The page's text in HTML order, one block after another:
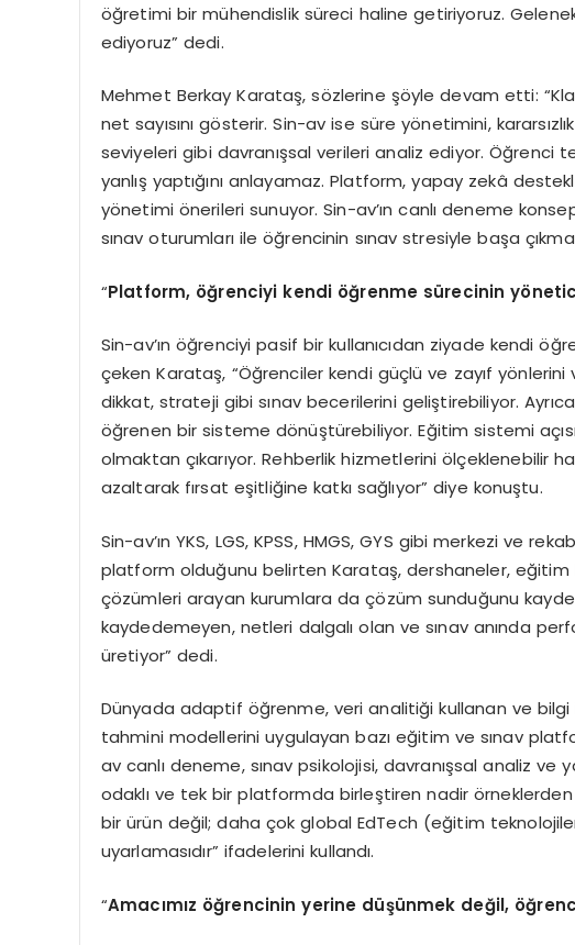
öğretimi bir mühendislik süreci haline getiriyoruz.
ediyoruz” dedi.
Mehmet Berkay Karataş, sözlerine şöyle devam etti:
net sayısını gösterir. Sin-av ise süre yönetimini,
seviyeleri gibi davranışsal verileri analiz ediyor. Öğrenci
yanlış yaptığını anlayamaz. Platform, yapay zekâ
yönetimi önerileri sunuyor. Sin-av’ın canlı deneme
sınav oturumları ile öğrencinin sınav stresiyle başa
“Platform, öğrenciyi kendi öğrenme sürecinin yö
Sin-av’ın öğrenciyi pasif bir kullanıcıdan ziyade kendi
çeken Karataş, “Öğrenciler kendi güçlü ve zayıf
dikkat, strateji gibi sınav becerilerini geliştirebiliyor.
öğrenen bir sisteme dönüştürebiliyor. Eğitim sistemi
olmaktan çıkarıyor. Rehberlik hizmetlerini ölçeklenebilir
azaltarak fırsat eşitliğine katkı sağlıyor” diye konuştu.
Sin-av’ın YKS, LGS, KPSS, HMGS, GYS gibi merkezi ve
platform olduğunu belirten Karataş, dershaneler,
çözümleri arayan kurumlara da çözüm sunduğunu
kaydedemeyen, netleri dalgalı olan ve sınav anında
üretiyor” dedi.
Dünyada adaptif öğrenme, veri analitiği kullanan ve
tahmini modellerini uygulayan bazı eğitim ve sınav
av canlı deneme, sınav psikolojisi, davranışsal analiz
odaklı ve tek bir platformda birleştiren nadir
bir ürün değil; daha çok global EdTech (eğitim
uyarlamasıdır” ifadelerini kullandı.
“Amacımız öğrencinin yerine düşünmek değil,